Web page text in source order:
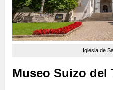
Iglesia de
Museo Suizo del